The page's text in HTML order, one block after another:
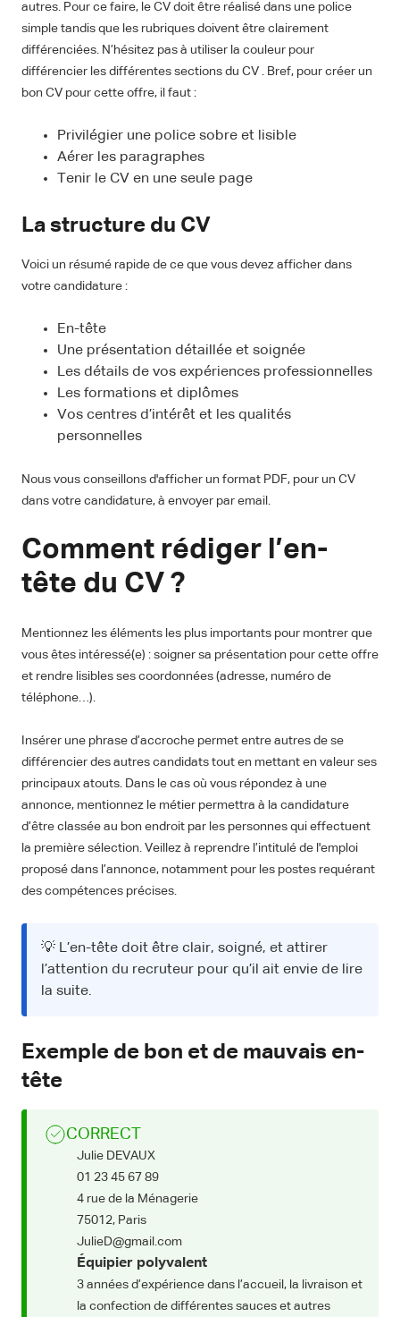
autres. Pour ce faire, le CV doit être réalisé dans une police
simple tandis que les rubriques doivent être clairement
différenciées. N’hésitez pas à utiliser la couleur pour
différencier les différentes sections du CV . Bref, pour créer un
bon CV pour cette offre, il faut :
Privilégier une police sobre et lisible
Aérer les paragraphes
Tenir le CV en une seule page
La structure du CV
Voici un résumé rapide de ce que vous devez afficher dans
votre candidature :
En-tête
Une présentation détaillée et soignée
Les détails de vos expériences professionnelles
Les formations et diplômes
Vos centres d’intérêt et les qualités
personnelles
Nous vous conseillons d'afficher un format PDF, pour un CV
dans votre candidature, à envoyer par email.
Comment rédiger l’en-
tête du CV ?
Mentionnez les éléments les plus importants pour montrer que
vous êtes intéressé(e) : soigner sa présentation pour cette offre
et rendre lisibles ses coordonnées (adresse, numéro de
téléphone…).
Insérer une phrase d’accroche permet entre autres de se
différencier des autres candidats tout en mettant en valeur ses
principaux atouts. Dans le cas où vous répondez à une
annonce, mentionnez le métier permettra à la candidature
d’être classée au bon endroit par les personnes qui effectuent
la première sélection. Veillez à reprendre l’intitulé de l'emploi
proposé dans l’annonce, notamment pour les postes requérant
des compétences précises.
💡 L’en-tête doit être clair, soigné, et attirer
l’attention du recruteur pour qu’il ait envie de lire
la suite.
Exemple de bon et de mauvais en-
tête
CORRECT
Julie DEVAUX
01 23 45 67 89
4 rue de la Ménagerie
75012, Paris
JulieD@gmail.com
Équipier polyvalent
3 années d’expérience dans l’accueil, la livraison et
la confection de différentes sauces et autres